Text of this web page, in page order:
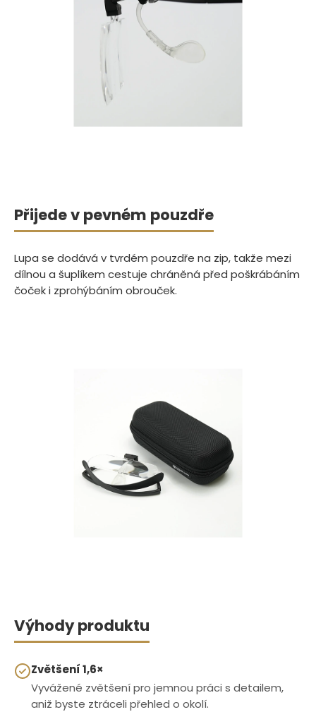
Přijede v pevném pouzdře
Lupa se dodává v tvrdém pouzdře na zip, takže mezi
dílnou a šuplíkem cestuje chráněná před poškrábáním
čoček i zprohýbáním obrouček.
Výhody produktu
Zvětšení 1,6×
Vyvážené zvětšení pro jemnou práci s detailem,
aniž byste ztráceli přehled o okolí.